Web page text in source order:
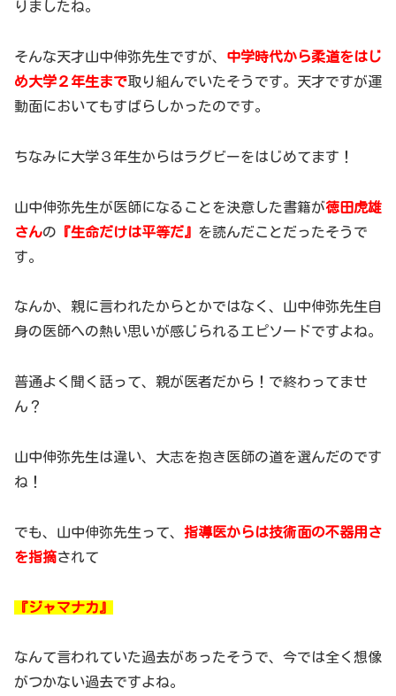
りましたね。
そんな天才山中伸弥先生ですが、 中学時代から柔道をはじ
め大学２年生まで取り組んでいたそうです。天才ですが運
動面においてもすばらしかったのです。
ちなみに大学３年生からはラグビーをはじめてます！
山中伸弥先生が医師になることを決意した書籍が徳田虎雄
さんの 『生命だけは平等だ』 を読んだことだったそうで
す。
なんか、親に言われたからとかではなく、山中伸弥先生自
身の医師への熱い思いが感じられるエピソードですよね。
普通よく聞く話って、親が医者だから！で終わってませ
ん？
山中伸弥先生は違い、大志を抱き医師の道を選んだのです
ね！
でも、山中伸弥先生って、 指導医からは技術面の不器用さ
を指摘されて
『ジャマナカ』
なんて言われていた過去があったそうで、今では全く想像
がつかない過去ですよね。